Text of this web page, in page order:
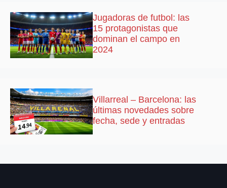
Jugadoras de futbol: las
15 protagonistas que
dominan el campo en
2024
Villarreal – Barcelona: las
últimas novedades sobre
fecha, sede y entradas